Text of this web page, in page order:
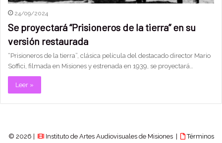
24/09/2024
Se proyectará “Prisioneros de la tierra” en su
versión restaurada
“Prisioneros de la tierra”, clásica película del destacado director Mario
Soffici, filmada en Misiones y estrenada en 1939, se proyectará…
Leer »
© 2026 | Instituto de Artes Audiovisuales de Misiones | Términos